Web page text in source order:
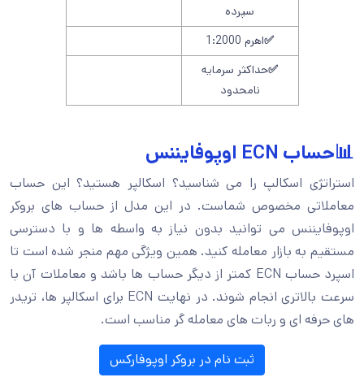
سپرده
✅اهرم 1:2000
✅حداکثر سرمایه
نامحدود
📊حساب ECN اوپوفایننس
استراتژی اسکالپ را می شناسید؟ اسکالپر هستید؟ این حساب
معاملاتی مخصوص شماست. در این مدل از حساب های بروکر
اوپوفایننس می توانید بدون نیاز به واسطه ها و با دسترسی
مستقیم به بازار معامله کنید. همین ویژگی مهم منجر شده است تا
اسپرد حساب ECN کمتر از دیگر حساب ها باشد و معاملات آن با
سرعت بالاتری انجام شوند. در نهایت ECN برای اسکالپر ها، تریدر
های حرفه ای و ربات های معامله گر مناسب است.
ثبت نام در بروکر اوپوفارکس